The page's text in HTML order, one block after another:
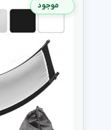
موجود